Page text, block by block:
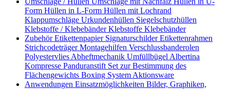
Form Hüllen in L-Form Hüllen mit Lochrand
Klappumschläge Urkundenhüllen Siegelschutzhüllen
Klebstoffe / KlebebänderKlebstoffe Klebebänder
ZubehörEtikettenpapier SignaturschilderEtikettenrahmen
StrichcodeträgerMontagehilfen Verschlussbanderolen
Polyestervlies Abheftmechanik Umfüllbügel Albertina
Kompresse Panduranstift Set zur Bestimmung des
Flächengewichts Boxing System Aktionsware
Anwendungen Einsatzmöglichkeiten Bilder, Graphiken,